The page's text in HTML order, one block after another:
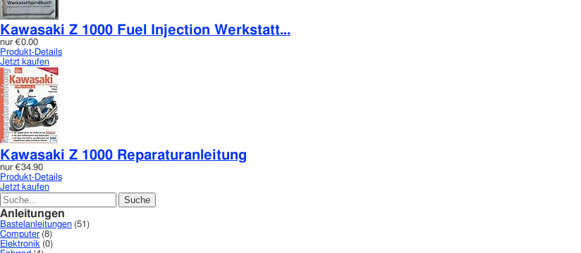
Kawasaki Z 1000 Fuel Injection Werkstatt...
nur €0.00
Produkt-Details
Jetzt kaufen
Kawasaki Z 1000 Reparaturanleitung
nur €34.90
Produkt-Details
Jetzt kaufen
Anleitungen
Bastelanleitungen (51)
Computer (8)
Elektronik (0)